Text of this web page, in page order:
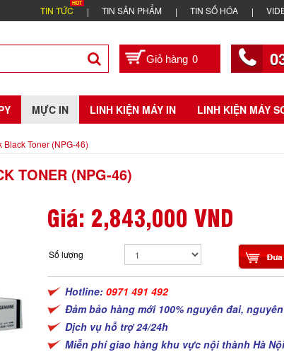
TIN TỨC TIN SẢN PHẨM TIN SỐ HÓA
0
MỰC IN LINH KIỆN MÁY IN LINH KIỆN MÁY
Toner (NPG-46)
TONER (NPG-46)
Giá: 2,843,000 VND
Số lượng
Hotline:0971 491 492
Đảm bảo hàng mới 100% nguyên đai,
Dịch vụ hỗ trợ 24/24h
Miễn phí giao hàng khu vực nội thành Hà